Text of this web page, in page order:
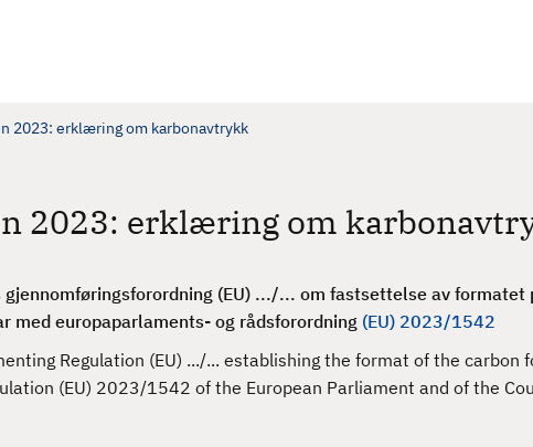
2023: erklæring om karbonavtrykk
2023: erklæring om
gjennomføringsforordning (EU) .../... om fastsettelse av
med europaparlaments- og rådsforordning (EU) 2023/1542
Regulation (EU) .../... establishing the format of the carbon
(EU) 2023/1542 of the European Parliament and of the